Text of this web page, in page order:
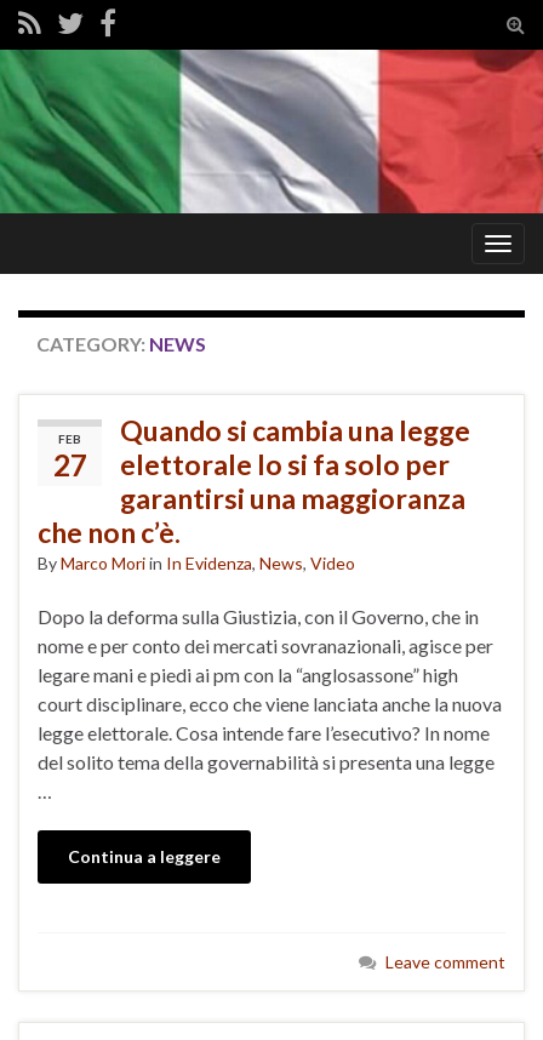
CATEGORY: NEWS
FEB
27
Quando si cambia una legge
elettorale lo si fa solo per
garantirsi una maggioranza
che non c’è.
ByMarco Moriin In Evidenza, News, Video
Dopo la deforma sulla Giustizia, con il Governo, che in
nome e per conto dei mercati sovranazionali, agisce per
legare mani e piedi ai pm con la “anglosassone” high
court disciplinare, ecco che viene lanciata anche la nuova
legge elettorale. Cosa intende fare l’esecutivo? In nome
del solito tema della governabilità si presenta una legge
…
Continua a leggere
Leave comment